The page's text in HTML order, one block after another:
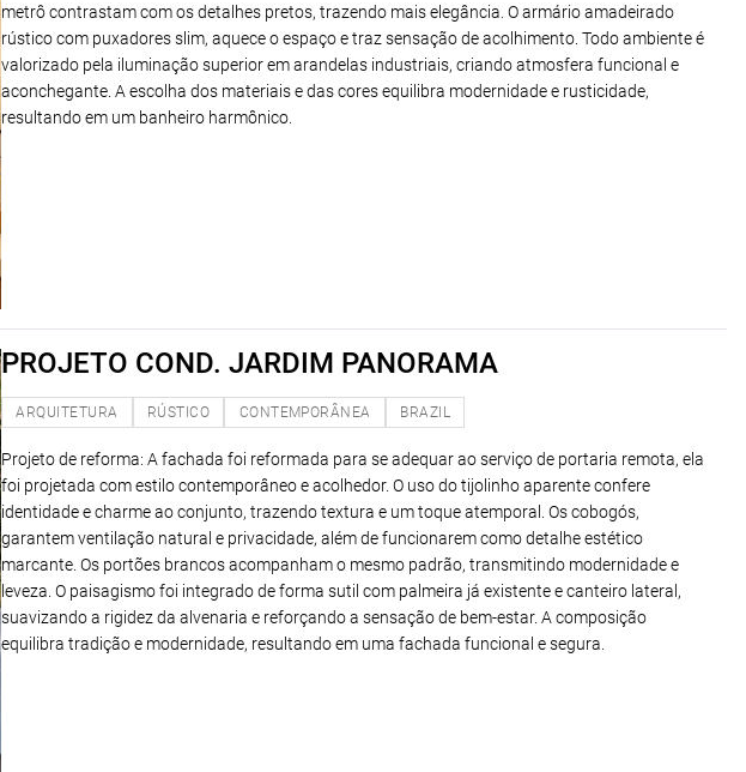
metrô contrastam com os detalhes pretos, trazendo mais elegância. O armário amadeirado
rústico com puxadores slim, aquece o espaço e traz sensação de acolhimento. Todo ambiente é
valorizado pela iluminação superior em arandelas industriais, criando atmosfera funcional e
aconchegante. A escolha dos materiais e das cores equilibra modernidade e rusticidade,
resultando em um banheiro harmônico.
PROJETO COND. JARDIM PANORAMA
ARQUITETURA RÚSTICO CONTEMPORÂNEA BRAZIL
Projeto de reforma: A fachada foi reformada para se adequar ao serviço de portaria remota, ela
foi projetada com estilo contemporâneo e acolhedor. O uso do tijolinho aparente confere
identidade e charme ao conjunto, trazendo textura e um toque atemporal. Os cobogós,
garantem ventilação natural e privacidade, além de funcionarem como detalhe estético
marcante. Os portões brancos acompanham o mesmo padrão, transmitindo modernidade e
leveza. O paisagismo foi integrado de forma sutil com palmeira já existente e canteiro lateral,
suavizando a rigidez da alvenaria e reforçando a sensação de bem-estar. A composição
equilibra tradição e modernidade, resultando em uma fachada funcional e segura.